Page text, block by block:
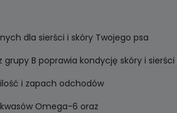
dla sierści i skóry Twojego psa
B poprawia kondycję skóry i
i zapach odchodów
Omega-6 oraz